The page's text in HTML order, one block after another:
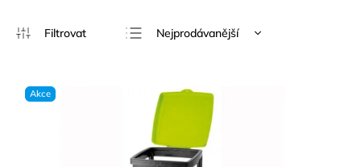
Nejprodávanější
Abecedně
Akce